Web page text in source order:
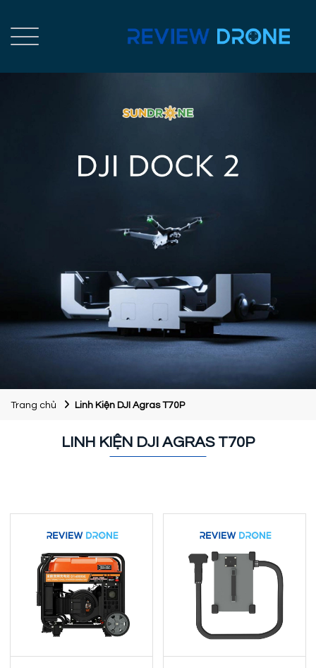
Trang chủ Linh Kiện DJI Agras T70P
LINH KIỆN DJI AGRAS T70P